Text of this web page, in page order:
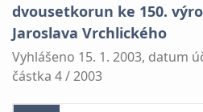
dvousetkorun ke 150.
Jaroslava Vrchlického
Vyhlášeno 15. 1. 2003, datum
částka 4 / 2003